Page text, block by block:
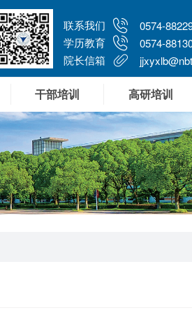
联系我们
0574-
学历教育
0574-
院长信箱
干部培训 高研培训